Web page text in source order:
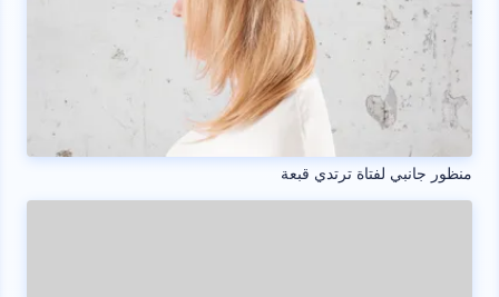
منظور جانبي لفتاة ترتدي قبعة